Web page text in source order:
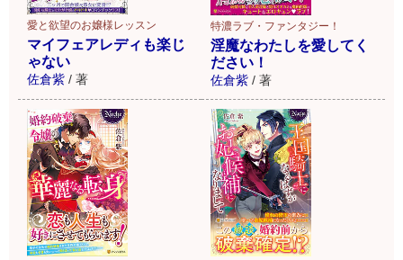
愛と欲望のお嬢様レッスン
マイフェアレディも楽じ
ゃない
佐倉紫 / 著
特濃ラブ・ファンタジー！
淫魔なわたしを愛してく
ださい！
佐倉紫 / 著